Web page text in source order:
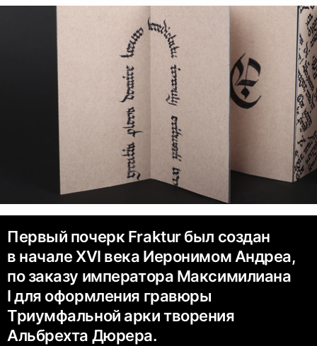
Первый почерк Fraktur был создан
в начале XVI века Иеронимом Андреа,
по заказу императора Максимилиана
I для оформления гравюры
Триумфальной арки творения
Альбрехта Дюрера.